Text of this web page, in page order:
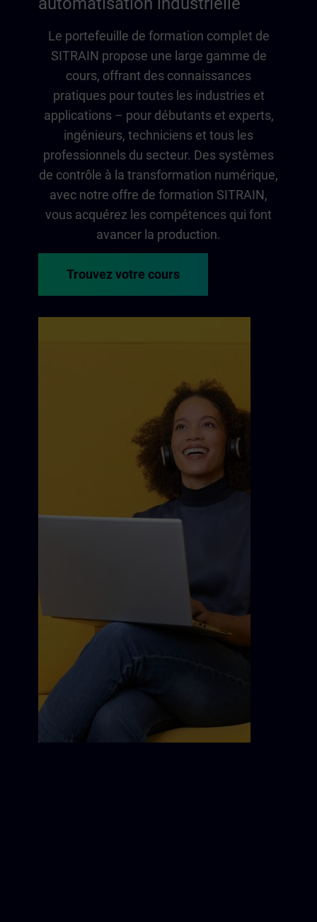
Le portefeuille de formation complet de
SITRAIN propose une large gamme de
cours, offrant des connaissances
pratiques pour toutes les industries et
applications – pour débutants et experts,
ingénieurs, techniciens et tous les
professionnels du secteur. Des systèmes
de contrôle à la transformation numérique,
avec notre offre de formation SITRAIN,
vous acquérez les compétences qui font
avancer la production.
Trouvez votre cours